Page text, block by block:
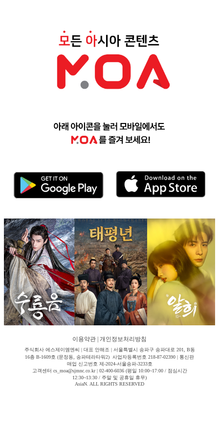
이용약관 개인정보처리방침
주식회사 에스제이엠엔씨 | 대표 안해조 | 서울특별시 송파구 송파대로 201, B동
16층 B-1609호 (문정동, 송파테라타워2) 사업자등록번호 218-87-02390 | 통신판
매업 신고번호 제-2024-서울송파-3233호
고객센터 cs_moa@sjmnc.co.kr | 02-400-6036 (평일 10:00~17:00 / 점심시간
12:30~13:30 / 주말 및 공휴일 휴무)
AsiaN. ALL RIGHTS RESERVED